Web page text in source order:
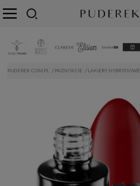
PUDEREK.COM.PL PAZNOKCIE LAKIERY HYBRYDOWE